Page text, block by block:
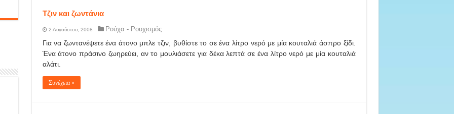
Τζιν και ζωντάνια
2 Αυγούστου, 2008 Ρούχα - Ρουχισμός
Για να ζωντανέψετε ένα άτονο μπλε τζιν, βυθίστε το σε ένα λίτρο νερό με μία κουταλιά άσπρο ξίδι.
Ένα άτονο πράσινο ζωηρεύει, αν το μουλιάσετε για δέκα λεπτά σε ένα λίτρο νερό με μία κουταλιά
αλάτι.
Συνέχεια »